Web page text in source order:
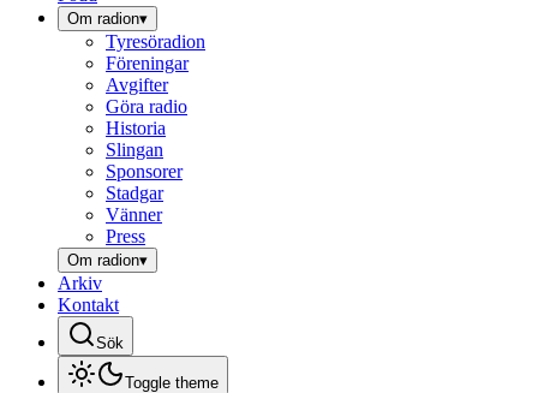
Om radion▾
Tyresöradion
Föreningar
Avgifter
Göra radio
Historia
Slingan
Sponsorer
Stadgar
Vänner
Press
Om radion▾
Arkiv
Kontakt
Sök
Toggle theme